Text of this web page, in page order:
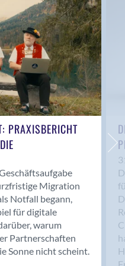
PRAXISBERICHT
Migration
Notfall begann,
für digitale
warum
Partnerschaften
Sonne nicht scheint.